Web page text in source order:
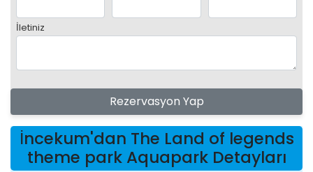
İletiniz
Rezervasyon Yap
İncekum'dan The Land of legends
theme park Aquapark Detayları